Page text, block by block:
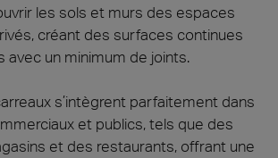
les sols et murs des espaces
créant des surfaces continues
avec un minimum de joints.
s’intègrent parfaitement dans
et publics, tels que des
et des restaurants, offrant une